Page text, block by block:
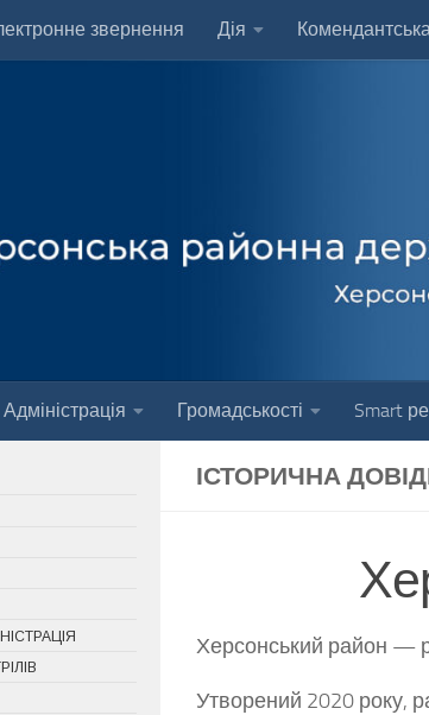
звернення Дія
Адміністрація Громадськості Smart
ІСТОРИЧНА
Херсонський район —
Утворений 2020 року,